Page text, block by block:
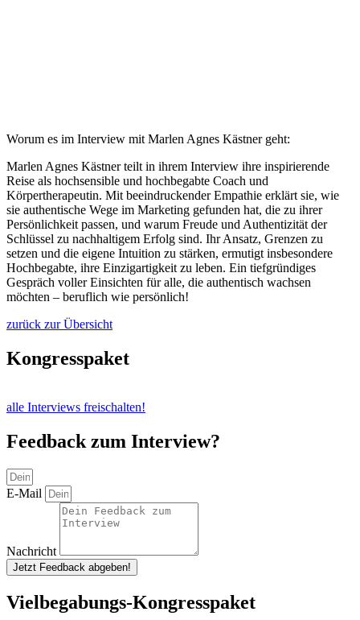
Worum es im Interview mit Marlen Agnes Kästner geht:
Marlen Agnes Kästner teilt in ihrem Interview ihre inspirierende
Reise als hochsensible und hochbegabte Coach und
Körpertherapeutin. Mit beeindruckender Empathie erklärt sie, wie
sie authentische Wege im Marketing gefunden hat, die zu ihrer
Persönlichkeit passen, und warum Freude und Authentizität der
Schlüssel zu nachhaltigem Erfolg sind. Ihr Ansatz, Grenzen zu
setzen und die eigene Intuition zu stärken, ermutigt insbesondere
Hochbegabte, ihre Einzigartigkeit zu leben. Ein tiefgründiges
Gespräch voller Einsichten für alle, die authentisch wachsen
möchten – beruflich wie persönlich!
zurück zur Übersicht
Kongresspaket
alle Interviews freischalten!
Feedback zum Interview?
E-Mail
Nachricht
Jetzt Feedback abgeben!
Vielbegabungs-Kongresspaket